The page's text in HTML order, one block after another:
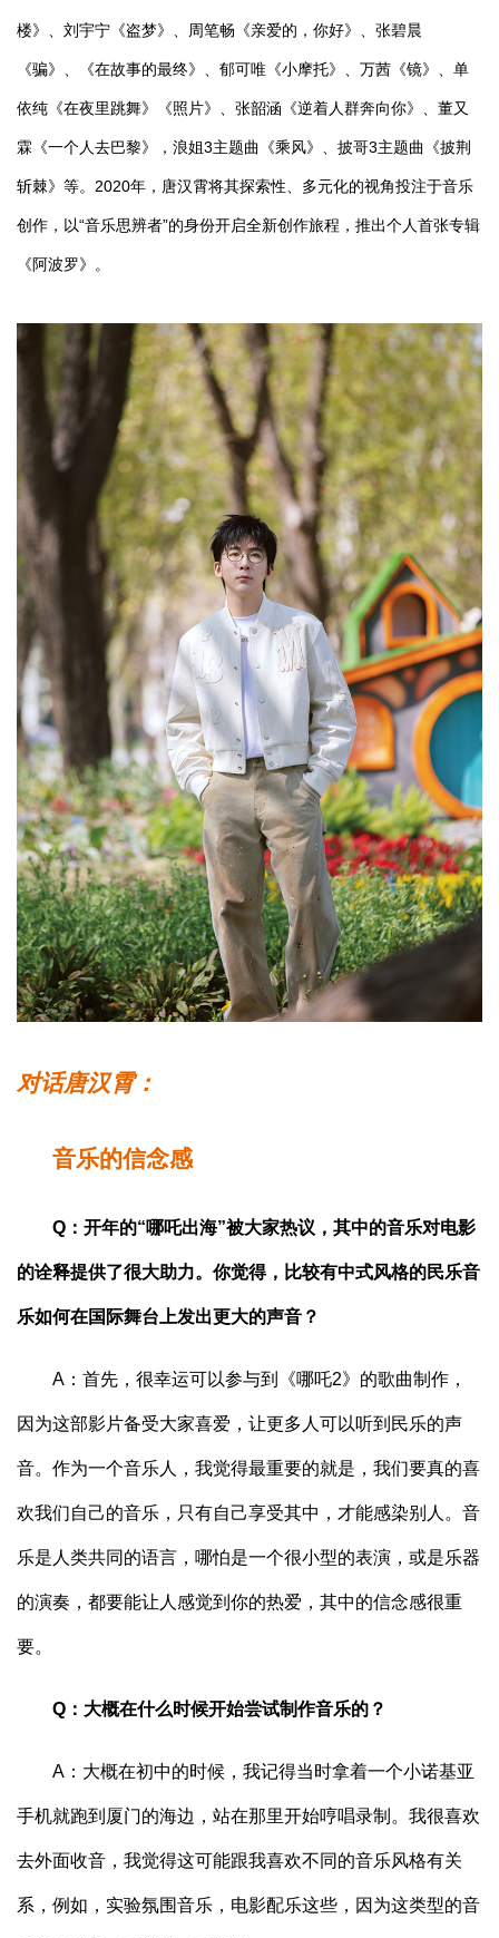
楼》、刘宇宁《盗梦》、周笔畅《亲爱的，你好》、张碧晨
《骗》、《在故事的最终》、郁可唯《小摩托》、万茜《镜》、单
依纯《在夜里跳舞》《照片》、张韶涵《逆着人群奔向你》、董又
霖《一个人去巴黎》，浪姐3主题曲《乘风》、披哥3主题曲《披荆
斩棘》等。2020年，唐汉霄将其探索性、多元化的视角投注于音乐
创作，以“音乐思辨者”的身份开启全新创作旅程，推出个人首张专辑
《阿波罗》。
对话唐汉霄：
音乐的信念感
Q：开年的“哪吒出海”被大家热议，其中的音乐对电影
的诠释提供了很大助力。你觉得，比较有中式风格的民乐音
乐如何在国际舞台上发出更大的声音？
A：首先，很幸运可以参与到《哪吒2》的歌曲制作，
因为这部影片备受大家喜爱，让更多人可以听到民乐的声
音。作为一个音乐人，我觉得最重要的就是，我们要真的喜
欢我们自己的音乐，只有自己享受其中，才能感染别人。音
乐是人类共同的语言，哪怕是一个很小型的表演，或是乐器
的演奏，都要能让人感觉到你的热爱，其中的信念感很重
要。
Q：大概在什么时候开始尝试制作音乐的？
A：大概在初中的时候，我记得当时拿着一个小诺基亚
手机就跑到厦门的海边，站在那里开始哼唱录制。我很喜欢
去外面收音，我觉得这可能跟我喜欢不同的音乐风格有关
系，例如，实验氛围音乐，电影配乐这些，因为这类型的音